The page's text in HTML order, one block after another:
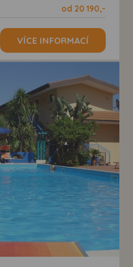
od 20 190,-
VÍCE INFORMACÍ